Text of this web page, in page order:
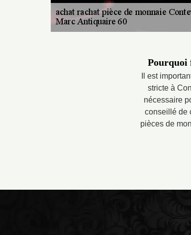
Pourquoi
Il est
stricte à
nécessaire
conseillé de
pièces de